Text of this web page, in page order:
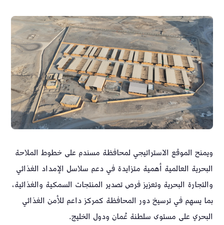
ويمنح الموقع الاستراتيجي لمحافظة مسندم على خطوط الملاحة
البحرية العالمية أهمية متزايدة في دعم سلاسل الإمداد الغذائي
والتجارة البحرية وتعزيز فرص تصدير المنتجات السمكية والغذائية،
بما يسهم في ترسيخ دور المحافظة كمركز داعم للأمن الغذائي
البحري على مستوى سلطنة عُمان ودول الخليج.